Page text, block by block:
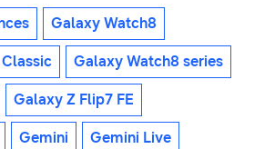
Galaxy Watch8
Galaxy Watch8 series
Galaxy Z Flip7 FE
Gemini Gemini Live